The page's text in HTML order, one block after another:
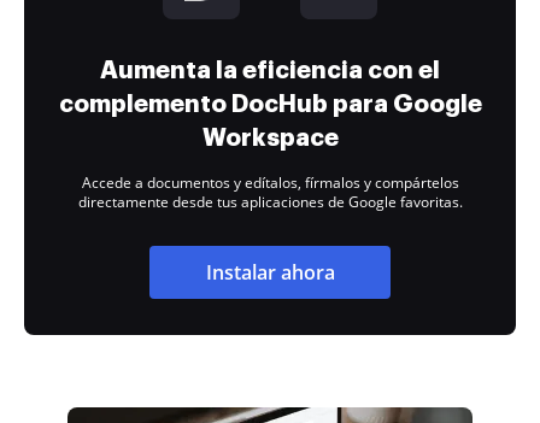
Aumenta la eficiencia con el
complemento DocHub para Google
Workspace
Accede a documentos y edítalos, fírmalos y compártelos
directamente desde tus aplicaciones de Google favoritas.
Instalar ahora